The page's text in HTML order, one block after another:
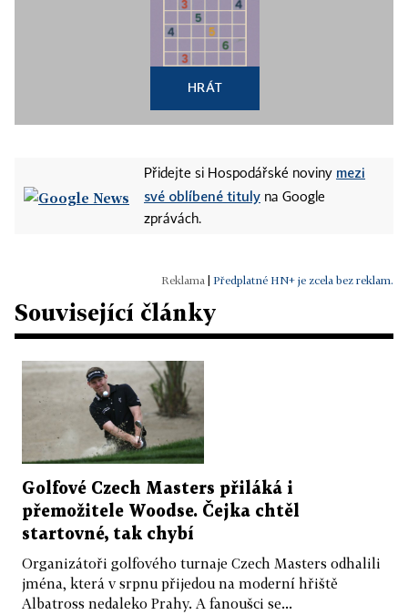
HRÁT
Přidejte si Hospodářské noviny mezi
své oblíbené tituly na Google
zprávách.
Předplatné HN+ je zcela bez reklam.
Související články
Golfové Czech Masters přiláká i
přemožitele Woodse. Čejka chtěl
startovné, tak chybí
Organizátoři golfového turnaje Czech Masters odhalili
jména, která v srpnu přijedou na moderní hřiště
Albatross nedaleko Prahy. A fanoušci se...